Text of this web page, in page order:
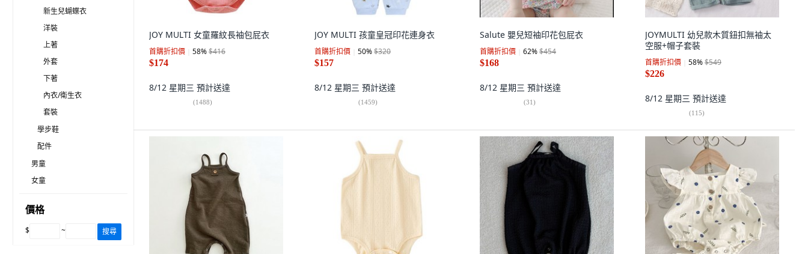
新生兒蝴蝶衣
洋裝
上著
外套
下著
內衣/衛生衣
套裝
學步鞋
配件
男童
女童
價格
$ ~ 搜尋
JOY MULTI 女童羅紋長袖包屁衣
首購折扣價 58%$416
$174
8/12 星期三 預計送達
(1488)
JOY MULTI 孩童皇冠印花連身衣
首購折扣價 50%$320
$157
8/12 星期三 預計送達
(1459)
Salute 嬰兒短袖印花包屁衣
首購折扣價 62%$454
$168
8/12 星期三 預計送達
(31)
JOYMULTI 幼兒款木質鈕扣無袖太
空服+帽子套裝
首購折扣價 58%$549
$226
8/12 星期三 預計送達
(115)